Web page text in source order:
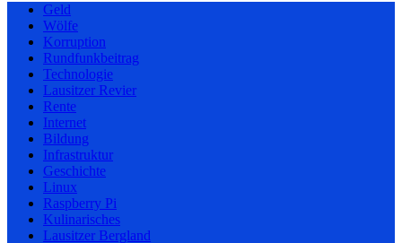
Geld
Wölfe
Korruption
Rundfunkbeitrag
Technologie
Lausitzer Revier
Rente
Internet
Bildung
Infrastruktur
Geschichte
Linux
Raspberry Pi
Kulinarisches
Lausitzer Bergland